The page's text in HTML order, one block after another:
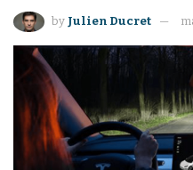
by Julien Ducret